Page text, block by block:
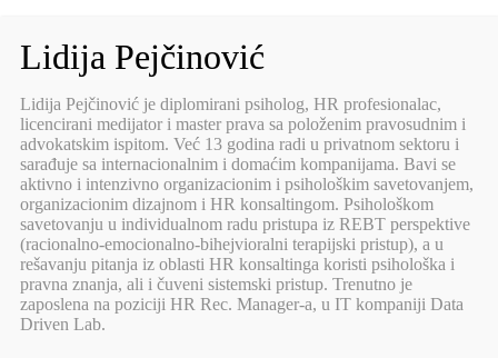
Lidija Pejčinović
Lidija Pejčinović je diplomirani psiholog, HR profesionalac,
licencirani medijator i master prava sa položenim pravosudnim i
advokatskim ispitom. Već 13 godina radi u privatnom sektoru i
sarađuje sa internacionalnim i domaćim kompanijama. Bavi se
aktivno i intenzivno organizacionim i psihološkim savetovanjem,
organizacionim dizajnom i HR konsaltingom. Psihološkom
savetovanju u individualnom radu pristupa iz REBT perspektive
(racionalno-emocionalno-bihejvioralni terapijski pristup), a u
rešavanju pitanja iz oblasti HR konsaltinga koristi psihološka i
pravna znanja, ali i čuveni sistemski pristup. Trenutno je
zaposlena na poziciji HR Rec. Manager-a, u IT kompaniji Data
Driven Lab.